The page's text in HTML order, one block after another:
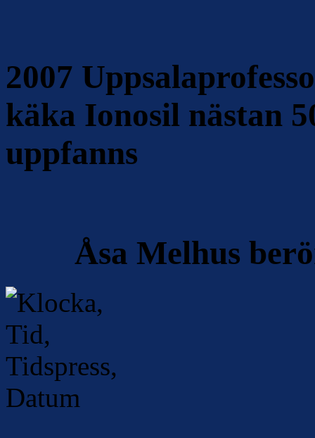
2007
käka Ionosil nästan
uppfanns
Åsa Melhus